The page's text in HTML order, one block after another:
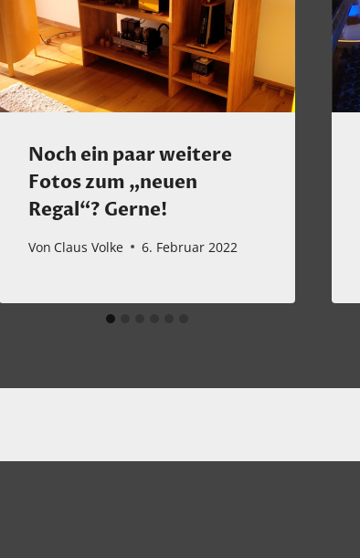
Noch ein paar weitere
Fotos zum „neuen
Regal“? Gerne!
Von Claus Volke 6. Februar 2022